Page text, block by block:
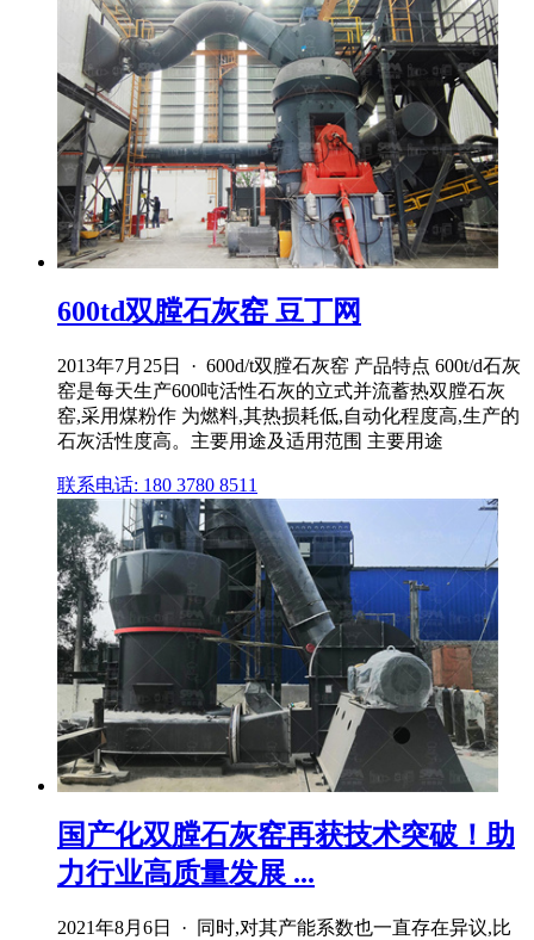
600td双膛石灰窑 豆丁网
2013年7月25日 · 600d/t双膛石灰窑 产品特点 600t/d石灰
窑是每天生产600吨活性石灰的立式并流蓄热双膛石灰
窑,采用煤粉作 为燃料,其热损耗低,自动化程度高,生产的
石灰活性度高。主要用途及适用范围 主要用途
联系电话: 180 3780 8511
国产化双膛石灰窑再获技术突破！助
力行业高质量发展 ...
2021年8月6日 · 同时,对其产能系数也一直存在异议,比